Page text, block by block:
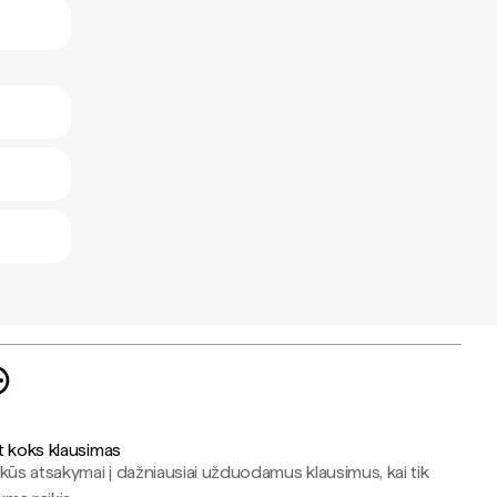
koks klausimas
atsakymai į dažniausiai užduodamus klausimus, kai tik